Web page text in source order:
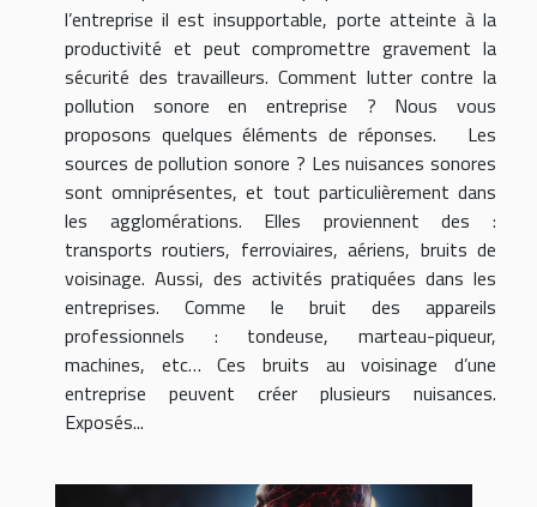
l’entreprise il est insupportable, porte atteinte à la
productivité et peut compromettre gravement la
sécurité des travailleurs. Comment lutter contre la
pollution sonore en entreprise ? Nous vous
proposons quelques éléments de réponses. Les
sources de pollution sonore ? Les nuisances sonores
sont omniprésentes, et tout particulièrement dans
les agglomérations. Elles proviennent des :
transports routiers, ferroviaires, aériens, bruits de
voisinage. Aussi, des activités pratiquées dans les
entreprises. Comme le bruit des appareils
professionnels : tondeuse, marteau-piqueur,
machines, etc… Ces bruits au voisinage d’une
entreprise peuvent créer plusieurs nuisances.
Exposés...